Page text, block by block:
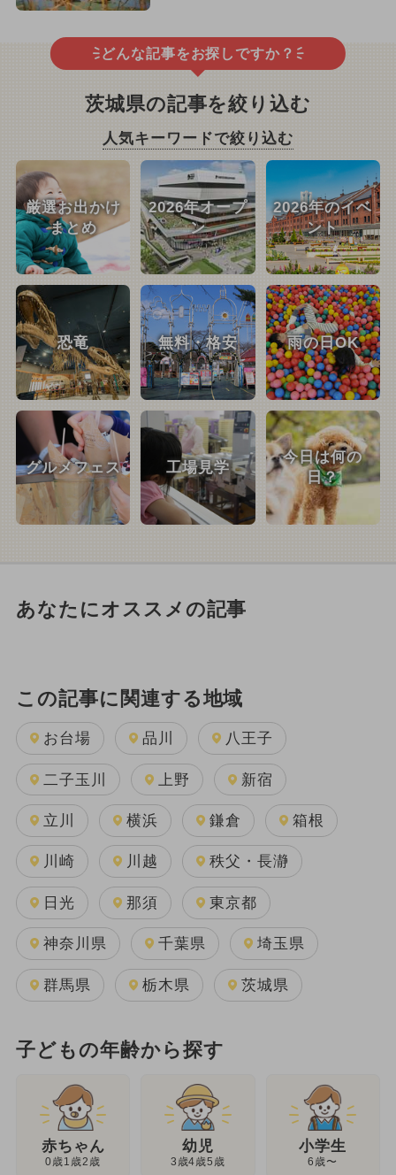
どんな記事をお探しですか？
茨城県の記事を絞り込む
人気キーワードで絞り込む
厳選お出かけ
まとめ
2026年オープ
ン
2026年のイベ
ント
恐竜 無料・格安 雨の日OK
グルメフェス 工場見学
今日は何の
日？
あなたにオススメの記事
この記事に関連する地域
お台場 品川 八王子
二子玉川 上野 新宿
立川 横浜 鎌倉 箱根
川崎 川越 秩父・長瀞
日光 那須 東京都
神奈川県 千葉県 埼玉県
群馬県 栃木県 茨城県
子どもの年齢から探す
赤ちゃん
0歳1歳2歳
幼児
3歳4歳5歳
小学生
6歳〜